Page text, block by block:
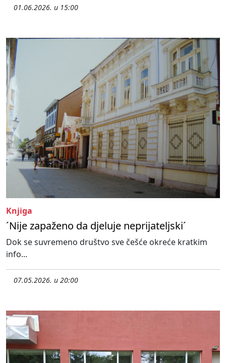
01.06.2026. u 15:00
Knjiga
´Nije zapaženo da djeluje neprijateljski´
Dok se suvremeno društvo sve češće okreće kratkim
info...
07.05.2026. u 20:00